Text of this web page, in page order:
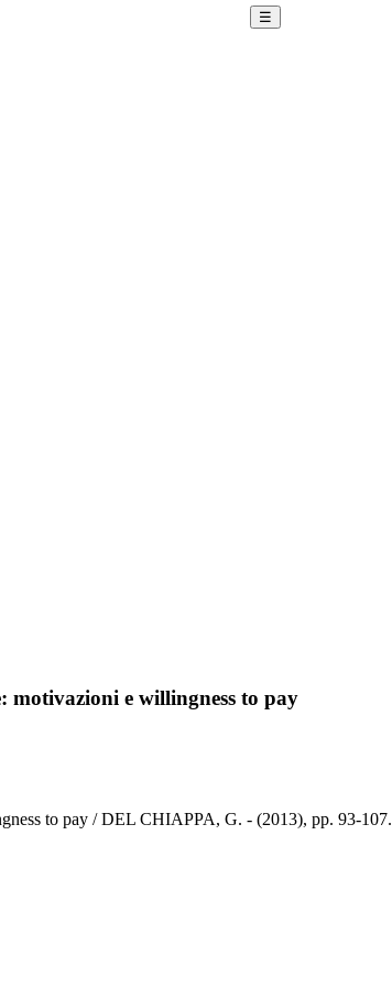
☰
motivazioni e willingness to pay
to pay / DEL CHIAPPA, G. - (2013), pp. 93-107.